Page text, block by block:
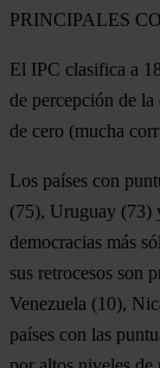
PRINCIPALES
El IPC clasifica a
de percepción de
de cero (mucha
Los países con
(75), Uruguay (73)
democracias más
sus retrocesos son
Venezuela (10),
países con las